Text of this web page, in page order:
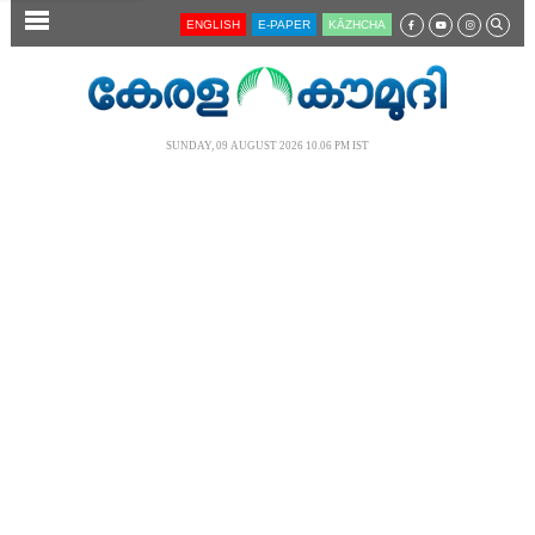
SECTIONS ENGLISH E-PAPER KĀZHCHA
SUNDAY, 09 AUGUST 2026 10.06 PM IST